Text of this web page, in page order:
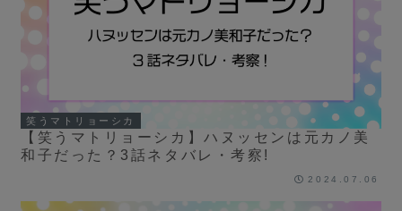
笑うマトリョーシカ
【笑うマトリョーシカ】ハヌッセンは元カノ美
和子だった？3話ネタバレ・考察!
2024.07.06